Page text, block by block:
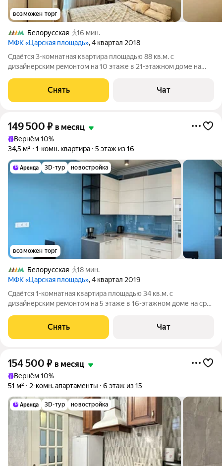
возможен торг
Белорусская
16 мин.
МФК «Царская площадь», 4 квартал 2018
Сдаётся 3-комнатная квартира площадью 88 кв.м. с
дизайнерским ремонтом на 10 этаже в 21-этажном доме на
Стиральная машина Холодильник Посудомоечная машина
Снять Чат
149 500 ₽ в месяц
Вернём 10%
34,5 м²
1-комн. квартира 5 этаж из 16
3D-тур новостройка
возможен торг
Белорусская
18 мин.
МФК «Царская площадь», 4 квартал 2019
Сдаётся 1-комнатная квартира площадью 34 кв.м. с
дизайнерским ремонтом на 5 этаже в 16-этажном доме на срок
Снять Чат
154 500 ₽ в месяц
Вернём 10%
51 м²
2-комн. апартаменты 6 этаж из 15
3D-тур новостройка